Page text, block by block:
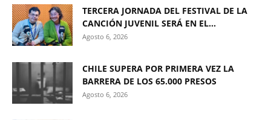
TERCERA JORNADA DEL FESTIVAL DE LA
CANCIÓN JUVENIL SERÁ EN EL...
Agosto 6, 2026
CHILE SUPERA POR PRIMERA VEZ LA
BARRERA DE LOS 65.000 PRESOS
Agosto 6, 2026